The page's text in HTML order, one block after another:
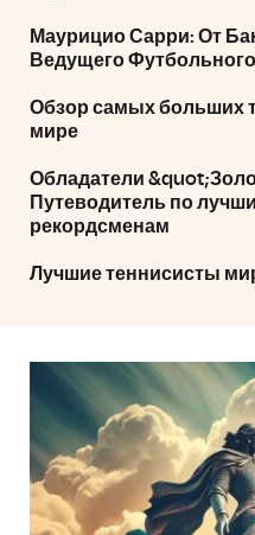
Маурицио Сарри: От
Ведущего
Обзор самых больших
мире
Обладатели
Путеводитель по
рекордсменам
Лучшие теннисисты